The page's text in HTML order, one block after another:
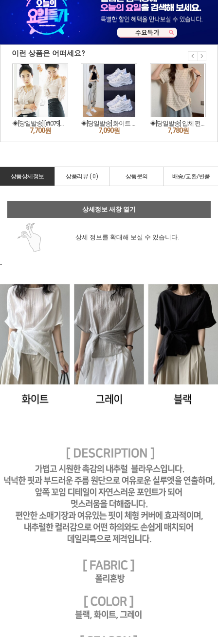
상품상세정보 상품리뷰 ( 0) 상품문의 배송/교환/반품
상세정보 새창 열기
상세 정보를 확대해 보실 수 있습니다.
"